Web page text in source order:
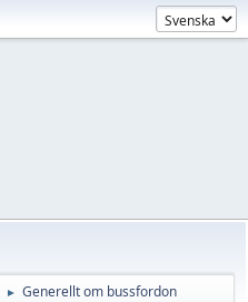
► Generellt om bussfordon